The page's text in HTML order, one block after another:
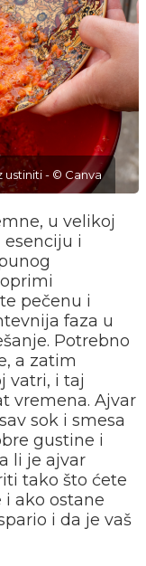
- © Canva
u velikoj
esenciju i
pečenu i
faza u
Potrebno
a zatim
vatri, i taj
vremena. Ajvar
sok i smesa
gustine i
li je ajvar
tako što ćete
ako ostane
i da je vaš